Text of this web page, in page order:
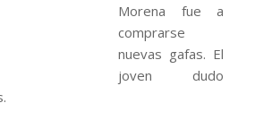
Morena fue a
comprarse
nuevas gafas. El
joven dudo